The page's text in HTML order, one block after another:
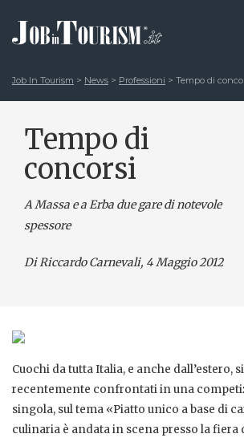
Job In Tourism > News > Professioni > Tempo di
Tempo di
concorsi
A Massa e a Erba due gare di notevole
spessore
Di Riccardo Carnevali, 4 Maggio 2012
Cuochi da tutta Italia, e anche dall’estero,
recentemente confrontati in una
singola, sul tema «Piatto unico a base di
culinaria è andata in scena presso la fiera